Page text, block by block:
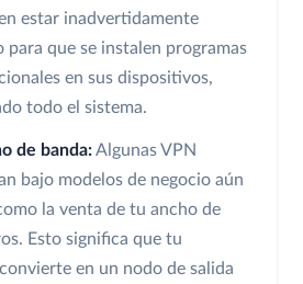
estar inadvertidamente
para que se instalen programas
en sus dispositivos,
todo el sistema.
de banda:Algunas VPN
bajo modelos de negocio aún
la venta de tu ancho de
Esto significa que tu
en un nodo de salida